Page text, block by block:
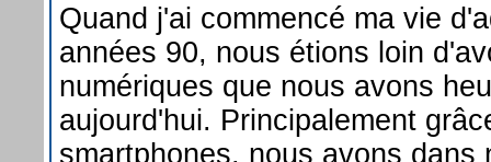
Quand j'ai commencé ma vie
années 90, nous étions loin
numériques que nous avons
aujourd'hui. Principalement
smartphones, nous avons dans